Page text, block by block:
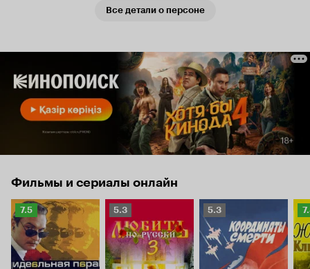
Все детали о персоне
Фильмы и сериалы онлайн
Рейтинг
Кинопоиска
7.5
7.5
Рейтинг
Кинопоиска
5.3
5.3
Рейтинг
Кинопоиска
5.3
5.3